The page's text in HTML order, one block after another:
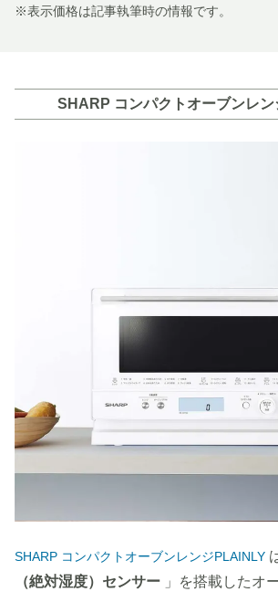
※表示価格は記事執筆時の情報です。
SHARP コンパクトオーブンレ
SHARP コンパクトオーブンレンジPLAINLY
（絶対湿度）センサー 」を搭載したオ